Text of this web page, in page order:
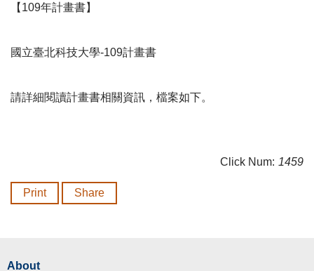
【109年計畫書】
國立臺北科技大學-109計畫書
請詳細閱讀計畫書相關資訊，檔案如下。
Click Num: 1459
Print Share
About